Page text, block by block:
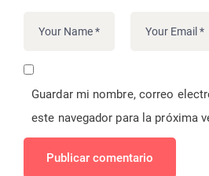
Guardar mi nombre, correo
este navegador para la próxima
Publicar comentario